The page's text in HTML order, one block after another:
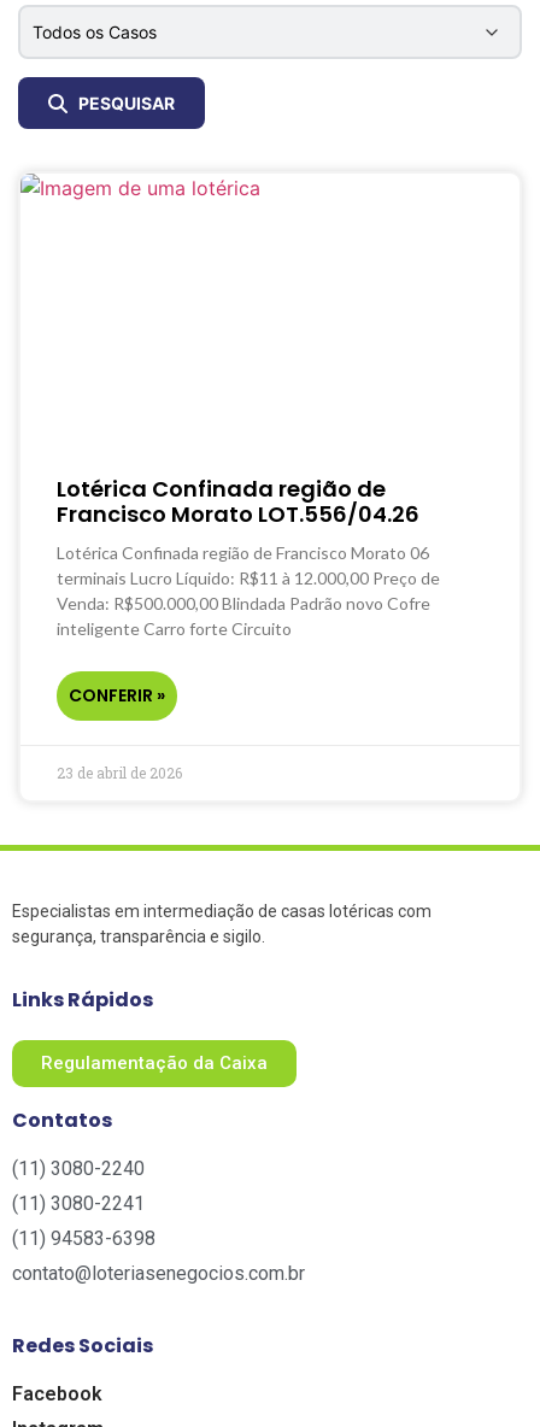
Lotérica Confinada região de
Francisco Morato LOT.556/04.26
Lotérica Confinada região de Francisco Morato 06
terminais Lucro Líquido: R$11 à 12.000,00 Preço de
Venda: R$500.000,00 Blindada Padrão novo Cofre
inteligente Carro forte Circuito
CONFERIR »
23 de abril de 2026
Especialistas em intermediação de casas lotéricas com
segurança, transparência e sigilo.
Links Rápidos
Regulamentação da Caixa
Contatos
(11) 3080-2240​
(11) 3080-2241​
(11) 94583-6398
contato@loteriasenegocios.com.br​
Redes Sociais
Facebook